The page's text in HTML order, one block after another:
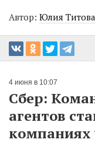
Автор: Юлия Титова
4 июня в 10:07
Сбер:
агентов
компаниях